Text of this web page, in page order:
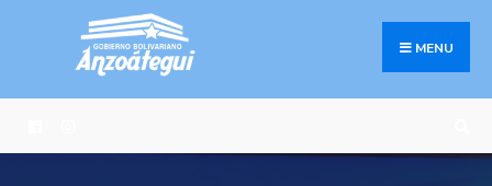
MENU
Search